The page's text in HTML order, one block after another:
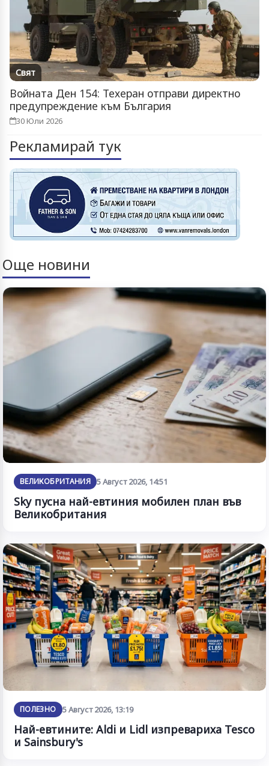
Свят
Войната Ден 154: Техеран отправи директно
предупреждение към България
30 Юли 2026
Рекламирай тук
Още новини
ВЕЛИКОБРИТАНИЯ 5 Август 2026, 14:51
Sky пусна най-евтиния мобилен план във
Великобритания
ПОЛЕЗНО 5 Август 2026, 13:19
Най-евтините: Aldi и Lidl изпревариха Tesco
и Sainsbury's